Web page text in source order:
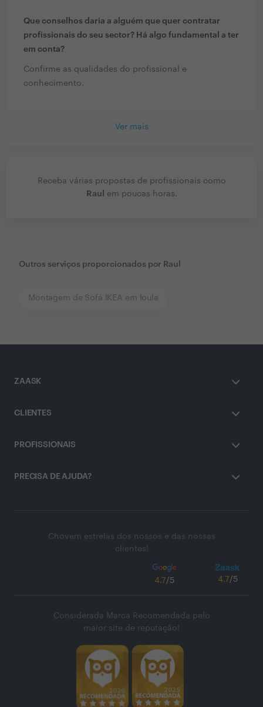
Que conselhos daria a alguém que quer contratar
profissionais do seu sector? Há algo fundamental a ter
em conta?
Confirme as qualidades do profissional e
conhecimento.
Ver mais
Receba várias propostas de profissionais como
Raul
em poucas horas.
Outros serviços proporcionados por Raul
Montagem de Sofá IKEA em loule
ZAASK
CLIENTES
PROFISSIONAIS
PRECISA DE AJUDA?
Chovem estrelas dos nossos e das nossas
clientes!
4.7/5 4.7/5
Considerada Marca Recomendada pelo
maior site de reputação!